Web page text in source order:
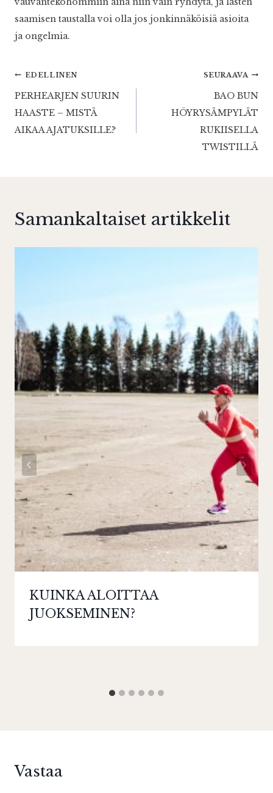
saamisen taustalla voi olla jos jonkinnäköisiä asioita
ja ongelmia.
Artikkelien
selaus
EDELLINEN
PERHEARJEN SUURIN
HAASTE – MISTÄ
AIKAA AJATUKSILLE?
SEURAAVA
BAO BUN
HÖYRYSÄMPYLÄT
RUKIISELLA
TWISTILLÄ
Samankaltaiset artikkelit
KUINKA ALOITTAA
JUOKSEMINEN?
Vastaa